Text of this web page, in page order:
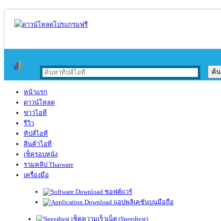
หน้าแรก
ดาวน์โหลด
ข่าวไอที
รีวิว
ทิปส์ไอที
สินค้าไอที
เช็ครอบหนัง
รวมคลิป Thaiware
เครื่องมือ
ซอฟต์แวร์
แอปพลิเคชันบนมือถือ
เช็คความเร็วเน็ต (Speedtest)